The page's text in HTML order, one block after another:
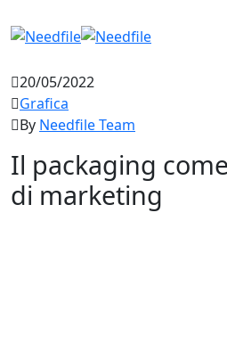
20/05/2022
Grafica
By Needfile Team
Il packaging
di marketing